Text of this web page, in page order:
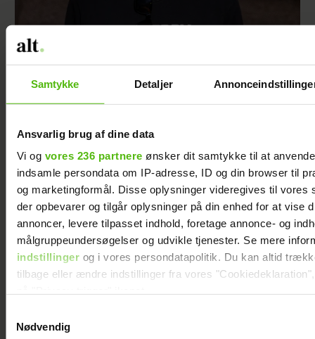
Samtykke Detaljer
Ansvarlig brug af dine data
Vi og vores 236 partnere ønsker dit samtykke til at
indsamle persondata om IP-adresse, ID og din browser til
og marketingformål. Disse oplysninger videregives til vores
der opbevarer og tilgår oplysninger på din enhed for at vise
annoncer, levere tilpasset indhold, foretage annonce- og
målgruppeundersøgelser og udvikle tjenester. Se mere
indstillingerog i vores persondatapolitik. Du kan altid
tilbage eller ændre indstillinger fra vores
Dine valg anvendes på hele websitet.
Nødvendig
Steen Langeberg på kærestedate: Gør det